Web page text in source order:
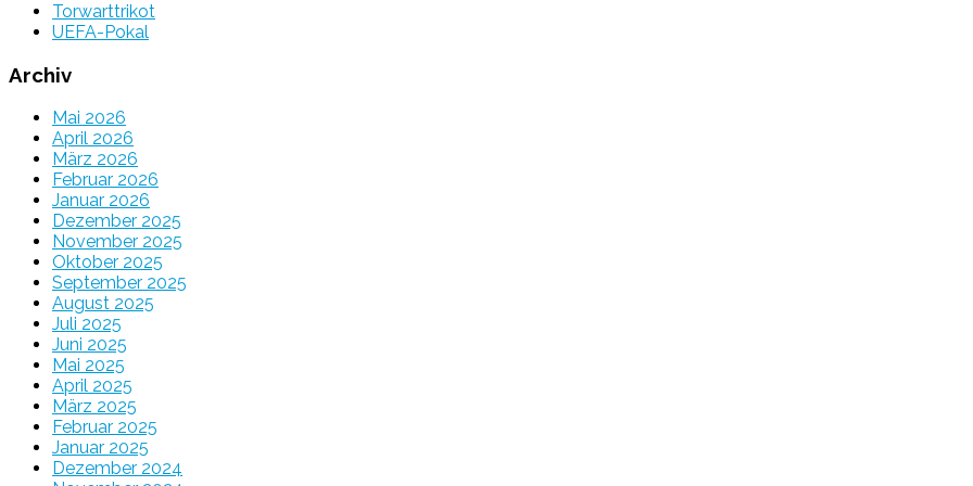
Torwarttrikot
UEFA-Pokal
Archiv
Mai 2026
April 2026
März 2026
Februar 2026
Januar 2026
Dezember 2025
November 2025
Oktober 2025
September 2025
August 2025
Juli 2025
Juni 2025
Mai 2025
April 2025
März 2025
Februar 2025
Januar 2025
Dezember 2024